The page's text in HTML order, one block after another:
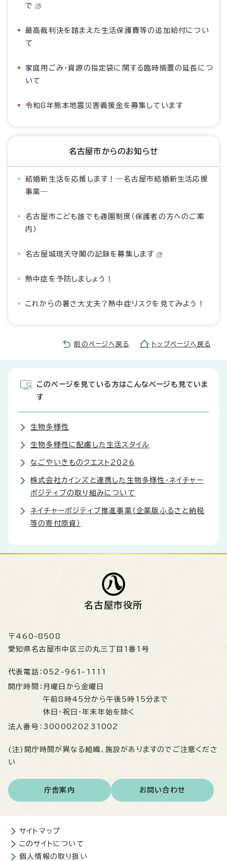
で
最高裁判決を踏まえた生活保護費等の追加給付につい
て
家庭用ごみ・資源の指定袋に関する臨時措置の延長につ
いて
令和8年熊本地震災害義援金を募集しています
名古屋市からのお知らせ
結婚新生活を応援します！―名古屋市結婚新生活応援
事業―
名古屋市こども誰でも通園制度（保護者の方へのご案
内）
名古屋城現天守閣の記録を募集します
熱中症を予防しましょう！
これからの暑さ大丈夫？熱中症リスクを見てみよう！
前のページへ戻る トップページへ戻る
このページを見ている方はこんなページも見ていま
す
生物多様性
生物多様性に配慮した生活スタイル
なごやいきものクエスト2026
株式会社カインズと連携した生物多様性・ネイチャー
ポジティブの取り組みについて
ネイチャーポジティブ推進事業（企業版ふるさと納税
等の寄付原資）
名古屋市役所
〒460-8508
愛知県名古屋市中区三の丸三丁目1番1号
代表電話： 052-961-1111
開庁時間： 月曜日から金曜日
午前8時45分から午後5時15分まで
休日・祝日・年末年始を除く
法人番号： 3000020231002
(注)開庁時間が異なる組織、施設がありますのでご注意くださ
い
庁舎案内 お問い合わせ
サイトマップ
このサイトについて
個人情報の取り扱い